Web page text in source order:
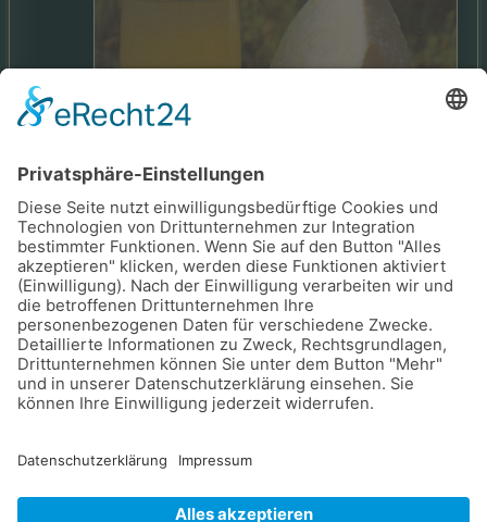
Dieser wird auf Bestellung für Sie frisch abgefüllt.
Sauerkrautsaft eignet sich hervorragend zum
Entschlacken!
Cookies-Login-Datenschutz